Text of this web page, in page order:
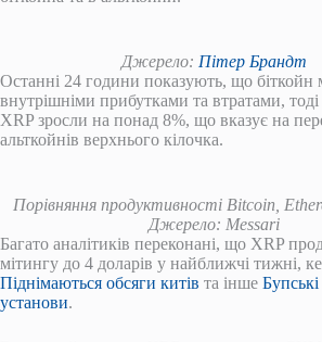
Джерело: Пітер Брандт
Останні 24 години показують, що біткойн
внутрішніми прибутками та втратами, тоді
XRP зросли на понад 8%, що вказує на
альткойнів верхнього кілочка.
Порівняння продуктивності Bitcoin,
Джерело: Messari
Багато аналітиків переконані, що XRP
мітингу до 4 доларів у найближчі тижні,
Піднімаються обсяги китів та інше Бупські
установи.